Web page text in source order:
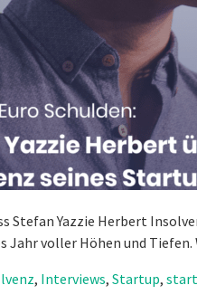
Stefan Yazzie Herbert
Jahr voller Höhen und
, Interviews, Startup,